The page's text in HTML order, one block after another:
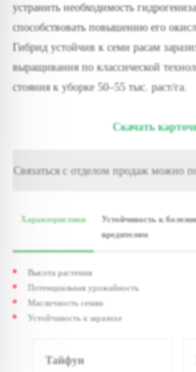
устранить необходимость
способствовать повышению его
Гибрид устойчив к семи расам
выращивания по классической
стояния к уборке 50–55 тыс. раст/га.
Скачать
Связаться с отделом продаж можно
Характеристики
Устойчивость к
вредителям
Высота растения
Потенциальная урожайность
Масличность семян
Устойчивость к заразихе
Тайфун